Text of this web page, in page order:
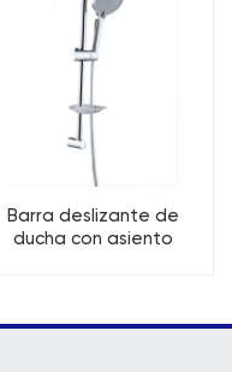
Barra deslizante de
ducha con asiento